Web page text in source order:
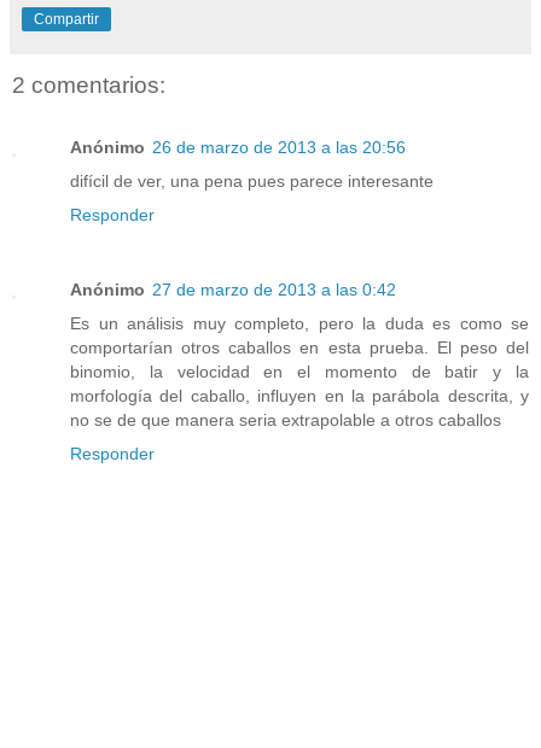
Compartir
2 comentarios:
Anónimo 26 de marzo de 2013 a las 20:56
difícil de ver, una pena pues parece interesante
Responder
Anónimo 27 de marzo de 2013 a las 0:42
Es un análisis muy completo, pero la duda es como se
comportarían otros caballos en esta prueba. El peso del
binomio, la velocidad en el momento de batir y la
morfología del caballo, influyen en la parábola descrita, y
no se de que manera seria extrapolable a otros caballos
Responder